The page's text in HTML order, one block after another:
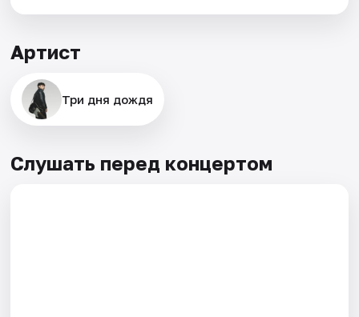
Артист
Три дня дождя
Слушать перед концертом